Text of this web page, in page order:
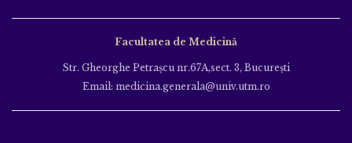
Facultatea de Medicină
Str. Gheorghe Petraşcu nr.67A,sect. 3, Bucureşti
Email: medicina.generala@univ.utm.ro